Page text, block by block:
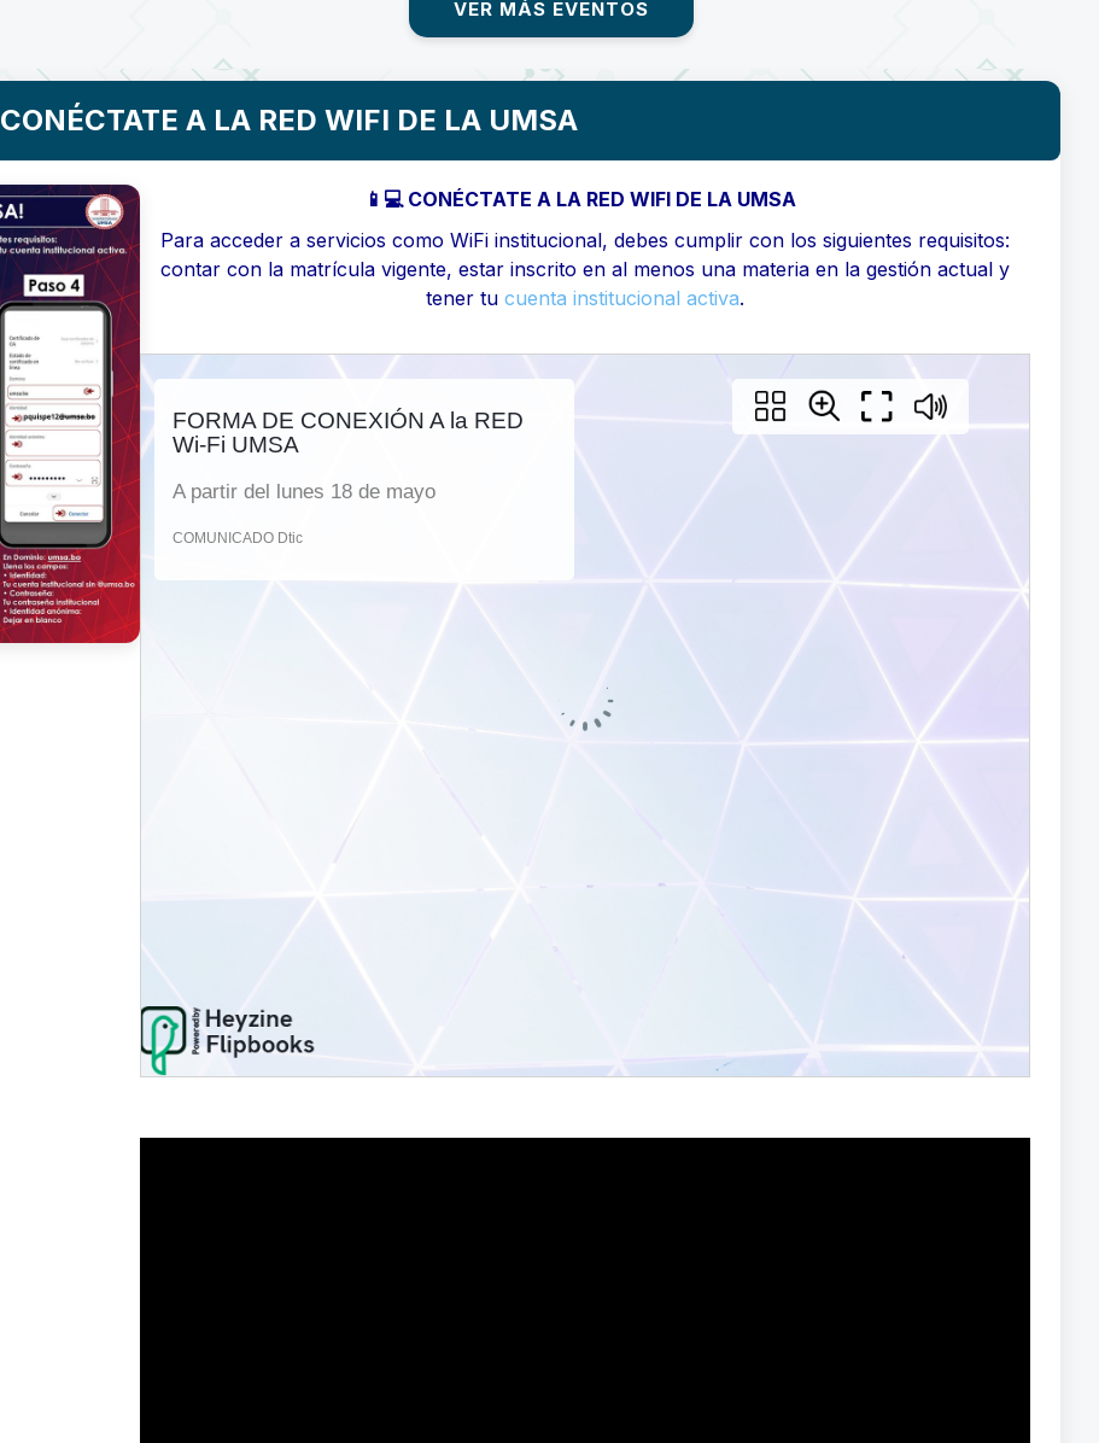
VER MÁS EVENTOS
CONÉCTATE A LA RED WIFI DE LA UMSA
📱💻 CONÉCTATE A LA RED WIFI DE LA UMSA
Para acceder a servicios como WiFi institucional, debes cumplir con los siguientes requisitos:
contar con la matrícula vigente, estar inscrito en al menos una materia en la gestión actual y
tener tu cuenta institucional activa.